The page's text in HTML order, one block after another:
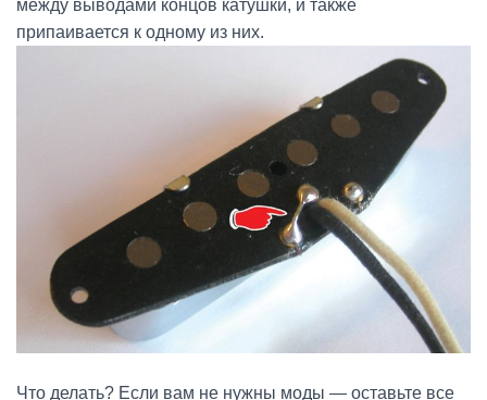
между выводами концов катушки, и также
припаивается к одному из них.
Что делать? Если вам не нужны моды — оставьте все